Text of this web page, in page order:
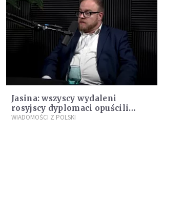
Jasina: wszyscy wydaleni
rosyjscy dyplomaci opuścili
terytorium RP
WIADOMOŚCI Z POLSKI